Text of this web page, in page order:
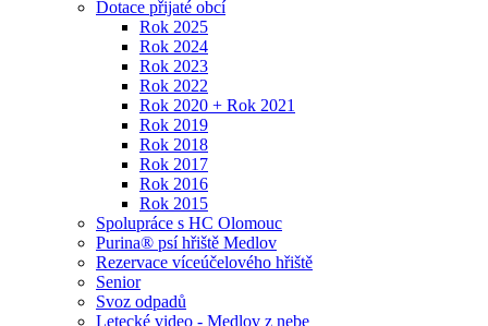
Dotace přijaté obcí
Rok 2025
Rok 2024
Rok 2023
Rok 2022
Rok 2020 + Rok 2021
Rok 2019
Rok 2018
Rok 2017
Rok 2016
Rok 2015
Spolupráce s HC Olomouc
Purina® psí hřiště Medlov
Rezervace víceúčelového hřiště
Senior
Svoz odpadů
Letecké video - Medlov z nebe